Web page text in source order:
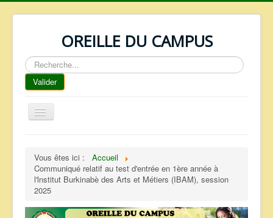
OREILLE DU CAMPUS
Rechercher
Valider
Basculer
la
REPERTOIRE
QUI SOMMES NOUS ?
NOS SERVICES
Vous êtes ici :
Accueil
Communiqué relatif au test d'entrée en 1ère année à
l'lnstitut Burkinabè des Arts et Métiers (IBAM), session
2025